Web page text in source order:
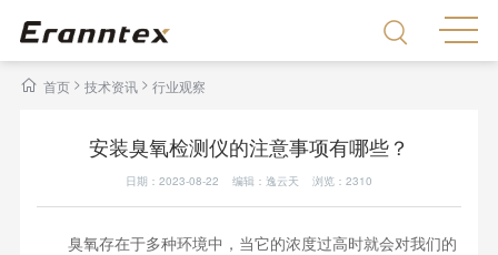
首页> 技术资讯 > 行业观察
安装臭氧检测仪的注意事项有哪些？
日期：2023-08-22 编辑：逸云天 浏览： 2310
臭氧存在于多种环境中，当它的浓度过高时就会对我们的